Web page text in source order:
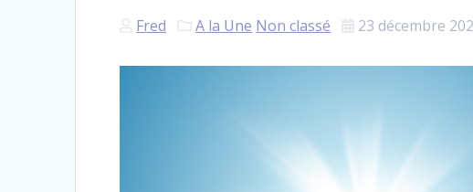
Fred A la Une Non classé 23 décembre